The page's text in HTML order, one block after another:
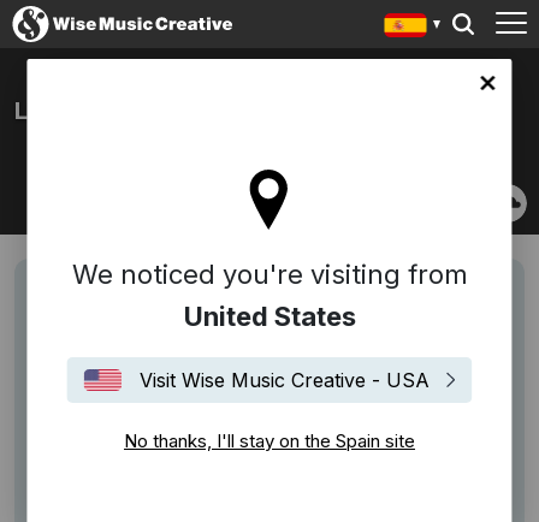
We noticed you're visiting from
United States
Visit Wise Music Creative - USA
No thanks, I'll stay on the Spain site
LINGER